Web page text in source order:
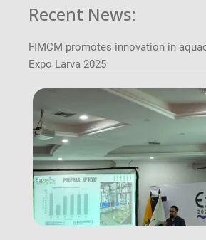
Recent News:
FIMCM promotes innovation in
Expo Larva 2025
Image